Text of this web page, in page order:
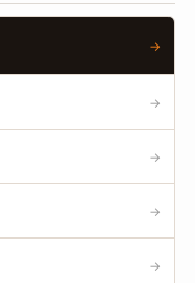
→
→
→
→
→